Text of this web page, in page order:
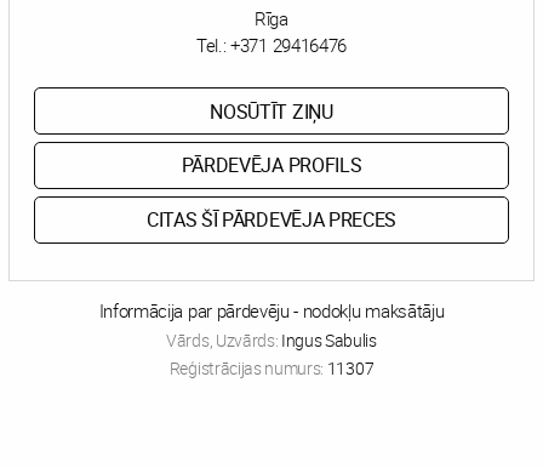
Rīga
Tel.:+371 29416476
NOSŪTĪT ZIŅU
PĀRDEVĒJA PROFILS
CITAS ŠĪ PĀRDEVĒJA PRECES
Informācija par pārdevēju - nodokļu maksātāju
Vārds, Uzvārds: Ingus Sabulis
Reģistrācijas numurs: 11307